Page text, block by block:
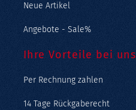
Neue Artikel
Angebote - Sale%
Ihre Vorteile bei uns
Per Rechnung zahlen
14 Tage Rückgaberecht